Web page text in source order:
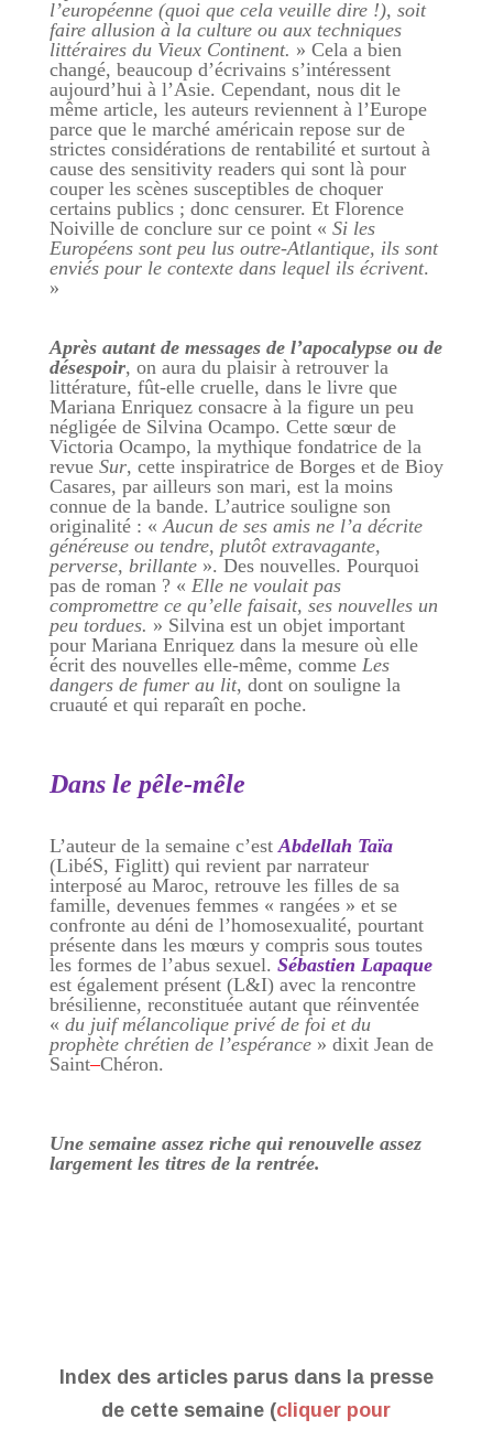
l’européenne (quoi que cela veuille dire !), soit
faire allusion à la culture ou aux techniques
littéraires du Vieux Continent. » Cela a bien
changé, beaucoup d’écrivains s’intéressent
aujourd’hui à l’Asie. Cependant, nous dit le
même article, les auteurs reviennent à l’Europe
parce que le marché américain repose sur de
strictes considérations de rentabilité et surtout à
cause des sensitivity readers qui sont là pour
couper les scènes susceptibles de choquer
certains publics ; donc censurer. Et Florence
Noiville de conclure sur ce point « Si les
Européens sont peu lus outre-Atlantique, ils sont
enviés pour le contexte dans lequel ils écrivent.
»
Après autant de messages de l’apocalypse ou de
désespoir, on aura du plaisir à retrouver la
littérature, fût-elle cruelle, dans le livre que
Mariana Enriquez consacre à la figure un peu
négligée de Silvina Ocampo. Cette sœur de
Victoria Ocampo, la mythique fondatrice de la
revue Sur, cette inspiratrice de Borges et de Bioy
Casares, par ailleurs son mari, est la moins
connue de la bande. L’autrice souligne son
originalité : «Aucun de ses amis ne l’a décrite
généreuse ou tendre, plutôt extravagante,
perverse, brillante». Des nouvelles. Pourquoi
pas de roman ? « Elle ne voulait pas
compromettre ce qu’elle faisait, ses nouvelles un
peu tordues. » Silvina est un objet important
pour Mariana Enriquez dans la mesure où elle
écrit des nouvelles elle-même, comme Les
dangers de fumer au lit, dont on souligne la
cruauté et qui reparaît en poche.
Dans le pêle-mêle
L’auteur de la semaine c’estAbdellah Taïa
(LibéS, Figlitt) qui revient par narrateur
interposé au Maroc, retrouve les filles de sa
famille, devenues femmes « rangées » et se
confronte au déni de l’homosexualité, pourtant
présente dans les mœurs y compris sous toutes
les formes de l’abus sexuel. Sébastien Lapaque
est également présent (L&I) avec la rencontre
brésilienne, reconstituée autant que réinventée
« du juif mélancolique privé de foi et du
prophète chrétien de l’espérance» dixit Jean de
Saint–Chéron.
Une semaine assez riche qui renouvelle assez
largement les titres de la rentrée.
Index des articles parus dans la presse
de cette semaine (cliquer pour